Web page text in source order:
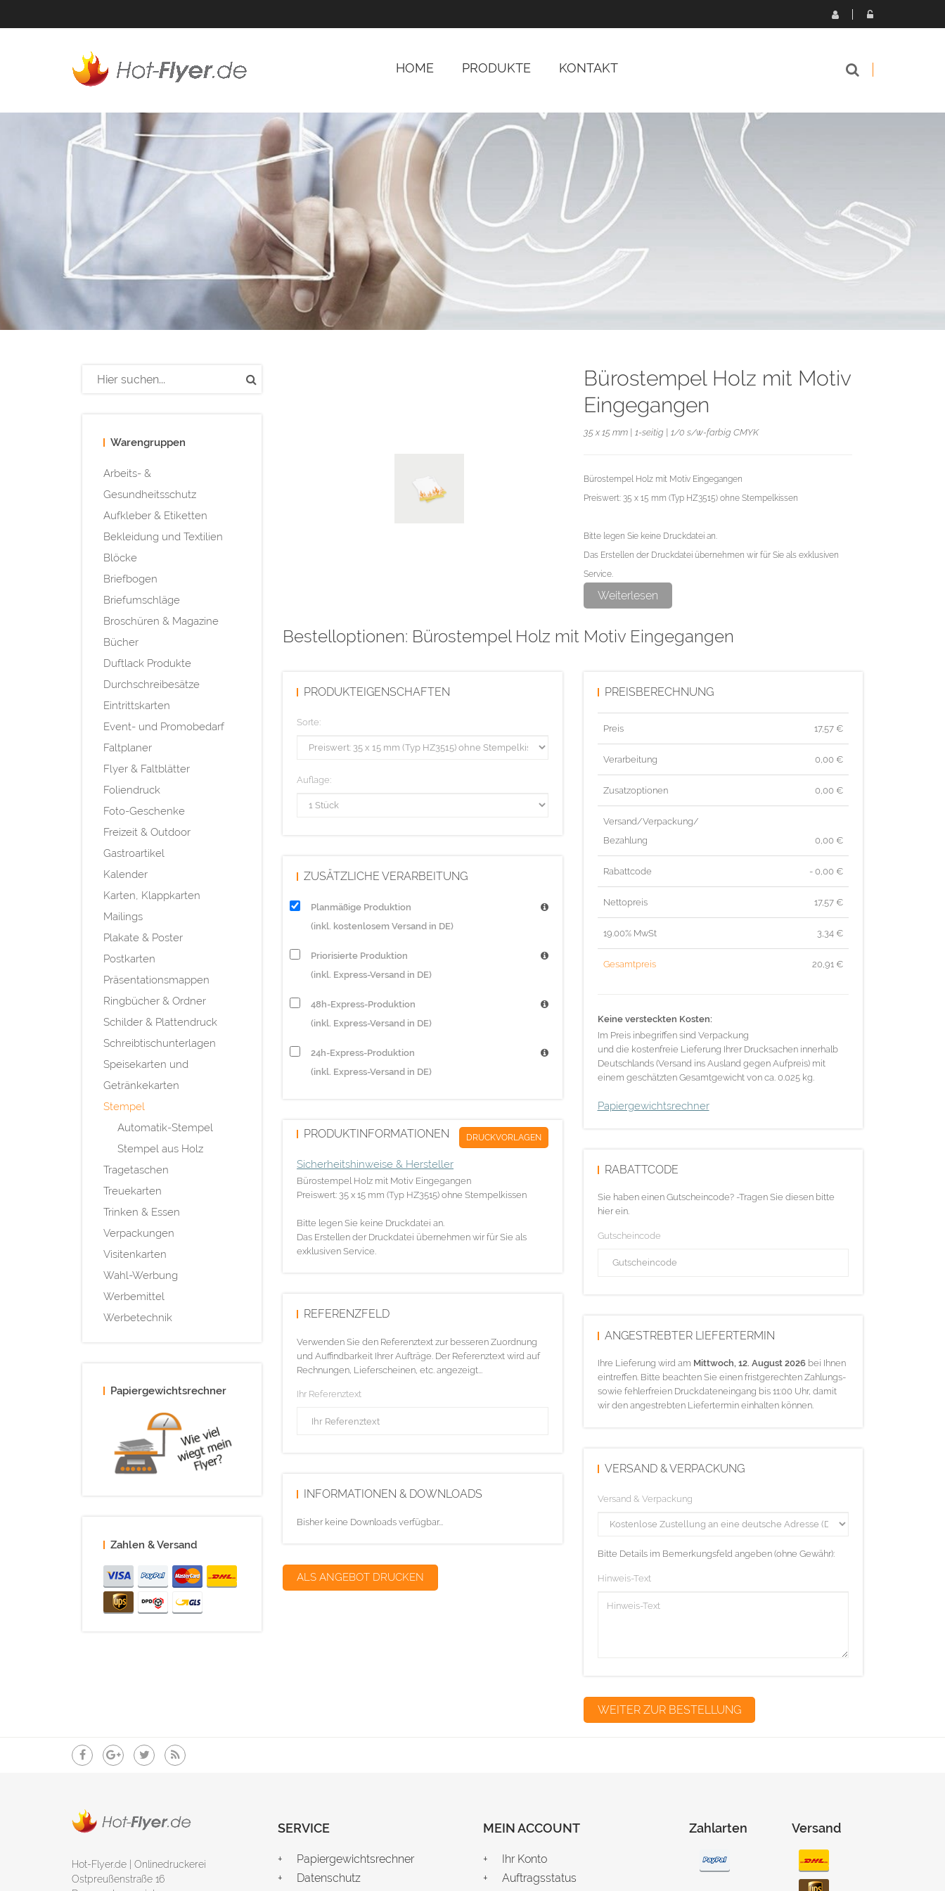
HOME PRODUKTE KONTAKT
Warengruppen
Arbeits- &
Gesundheitsschutz
Aufkleber & Etiketten
Bekleidung und Textilien
Blöcke
Briefbogen
Briefumschläge
Broschüren & Magazine
Bücher
Duftlack Produkte
Durchschreibesätze
Eintrittskarten
Event- und Promobedarf
Faltplaner
Flyer & Faltblätter
Foliendruck
Foto-Geschenke
Freizeit & Outdoor
Gastroartikel
Kalender
Karten, Klappkarten
Mailings
Plakate & Poster
Postkarten
Präsentationsmappen
Ringbücher & Ordner
Schilder & Plattendruck
Schreibtischunterlagen
Speisekarten und
Getränkekarten
Stempel
Automatik-Stempel
Stempel aus Holz
Tragetaschen
Treuekarten
Trinken & Essen
Verpackungen
Visitenkarten
Wahl-Werbung
Werbemittel
Werbetechnik
Papiergewichtsrechner
Zahlen & Versand
Bürostempel Holz mit Motiv
Eingegangen
35 x 15 mm | 1-seitig | 1/0 s/w-farbig CMYK
Bürostempel Holz mit Motiv Eingegangen
Preiswert: 35 x 15 mm (Typ HZ3515) ohne Stempelkissen
Bitte legen Sie keine Druckdatei an.
Das Erstellen der Druckdatei übernehmen wir für Sie als exklusiven
Service.
Weiterlesen
Bestelloptionen: Bürostempel Holz mit Motiv Eingegangen
PRODUKTEIGENSCHAFTEN
Sorte:
Auflage:
ZUSÄTZLICHE VERARBEITUNG
Planmäßige Produktion
(inkl. kostenlosem Versand in DE)
Priorisierte Produktion
(inkl. Express-Versand in DE)
48h-Express-Produktion
(inkl. Express-Versand in DE)
24h-Express-Produktion
(inkl. Express-Versand in DE)
PRODUKTINFORMATIONEN DRUCKVORLAGEN
Sicherheitshinweise & Hersteller
Bürostempel Holz mit Motiv Eingegangen
Preiswert: 35 x 15 mm (Typ HZ3515) ohne Stempelkissen
Bitte legen Sie keine Druckdatei an.
Das Erstellen der Druckdatei übernehmen wir für Sie als
exklusiven Service.
REFERENZFELD
Verwenden Sie den Referenztext zur besseren Zuordnung
und Auffindbarkeit Ihrer Aufträge. Der Referenztext wird auf
Rechnungen, Lieferscheinen, etc. angezeigt...
Ihr Referenztext
INFORMATIONEN & DOWNLOADS
Bisher keine Downloads verfügbar...
ALS ANGEBOT DRUCKEN
PREISBERECHNUNG
Preis 17,57 €
Verarbeitung 0,00 €
Zusatzoptionen 0,00 €
Versand/Verpackung/
Bezahlung
0,00 €
Rabattcode - 0,00 €
Nettopreis 17,57 €
19.00% MwSt 3,34 €
Gesamtpreis 20,91 €
Keine versteckten Kosten:
Im Preis inbegriffen sind Verpackung
und die kostenfreie Lieferung Ihrer Drucksachen innerhalb
Deutschlands (Versand ins Ausland gegen Aufpreis) mit
einem geschätzten Gesamtgewicht von ca. 0.025 kg.
Papiergewichtsrechner
RABATTCODE
Sie haben einen Gutscheincode? -Tragen Sie diesen bitte
hier ein.
Gutscheincode
ANGESTREBTER LIEFERTERMIN
Ihre Lieferung wird am Mittwoch, 12. August 2026bei Ihnen
eintreffen. Bitte beachten Sie einen fristgerechten Zahlungs-
sowie fehlerfreien Druckdateneingang bis 11:00 Uhr, damit
wir den angestrebten Liefertermin einhalten können.
VERSAND & VERPACKUNG
Versand & Verpackung
Bitte Details im Bemerkungsfeld angeben (ohne Gewähr):
Hinweis-Text
Hot-Flyer.de | Onlinedruckerei
Ostpreußenstraße 16
SERVICE
Papiergewichtsrechner
Datenschutz
MEIN ACCOUNT
Ihr Konto
Auftragsstatus
Zahlarten Versand